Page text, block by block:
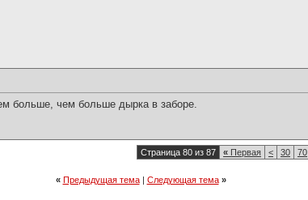
больше, чем больше дырка в заборе.
Страница 80 из 87 « Первая < 30 70
« Предыдущая тема| Следующая тема »